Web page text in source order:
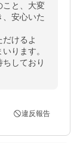
こと、大変
安心いた
けるよ
ります。
しており
違反報告